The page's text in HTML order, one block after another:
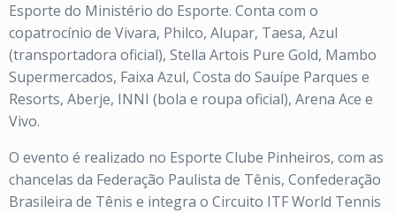
Esporte do Ministério do Esporte. Conta com o
copatrocínio de Vivara, Philco, Alupar, Taesa, Azul
(transportadora oficial), Stella Artois Pure Gold, Mambo
Supermercados, Faixa Azul, Costa do Sauípe Parques e
Resorts, Aberje, INNI (bola e roupa oficial), Arena Ace e
Vivo.
O evento é realizado no Esporte Clube Pinheiros, com as
chancelas da Federação Paulista de Tênis, Confederação
Brasileira de Tênis e integra o Circuito ITF World Tennis